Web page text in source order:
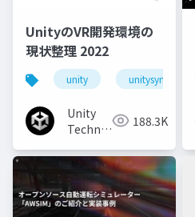
UnityのVR開発環境の
現状整理 2022
unity unitysync
Unity
Technologies188.3K